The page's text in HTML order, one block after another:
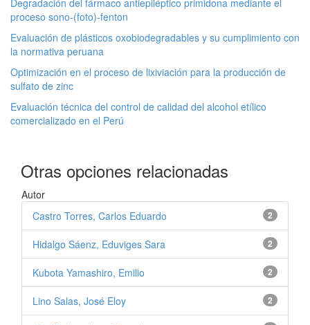
proceso sono-(foto)-fenton
Evaluación de plásticos oxobiodegradables y su cumplimiento con
la normativa peruana
Optimización en el proceso de lixiviación para la producción de
sulfato de zinc
Evaluación técnica del control de calidad del alcohol etílico
comercializado en el Perú
Otras opciones relacionadas
Autor
2
Castro Torres, Carlos Eduardo
2
Hidalgo Sáenz, Eduviges Sara
2
Kubota Yamashiro, Emilio
2
Lino Salas, José Eloy